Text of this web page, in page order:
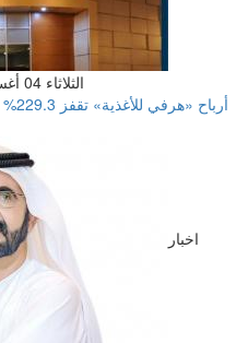
الثلاثاء 04 أغسطس 2026 12:28 صباحاً
اخبار